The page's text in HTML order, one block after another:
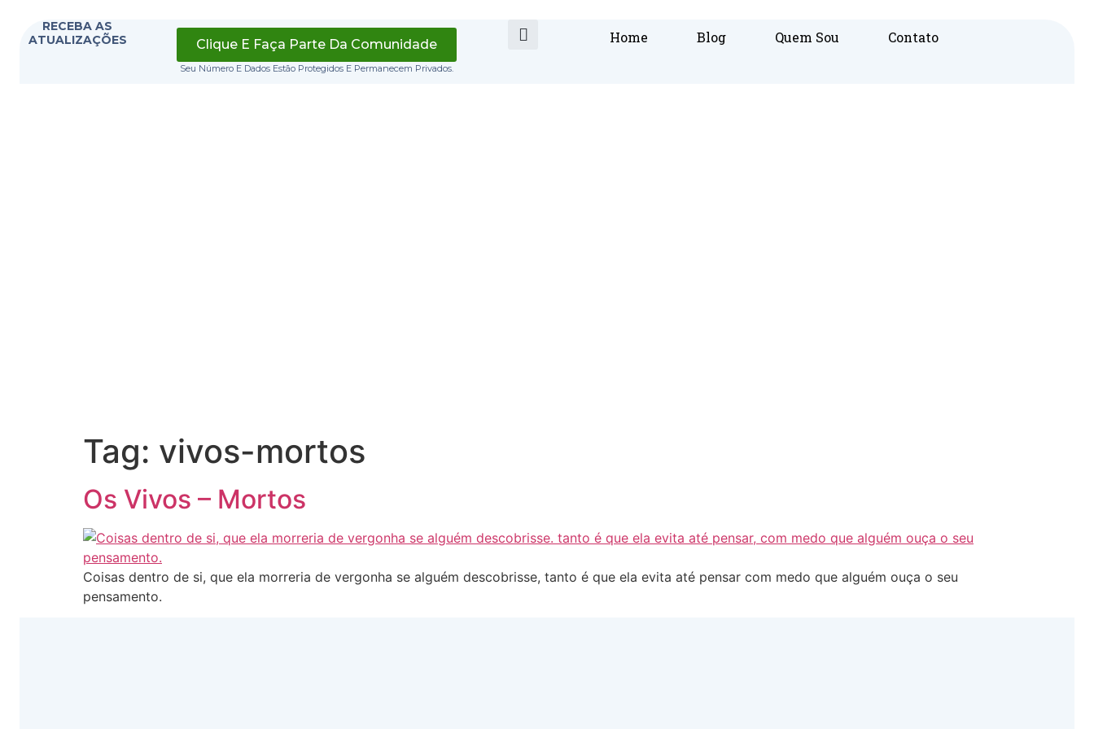
RECEBA AS
ATUALIZAÇÕES
Clique E Faça Parte Da Comunidade
Seu Número E Dados Estão Protegidos E Permanecem Privados.
Home Blog Quem Sou Contato
Tag: vivos-mortos
Os Vivos – Mortos
Coisas dentro de si, que ela morreria de vergonha se alguém descobrisse, tanto é que ela evita até pensar com medo que alguém ouça o seu
pensamento.